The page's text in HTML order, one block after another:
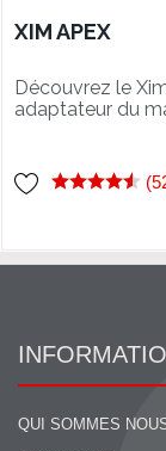
XIM APEX
Découvrez le
adaptateur du
QUI SOMMES